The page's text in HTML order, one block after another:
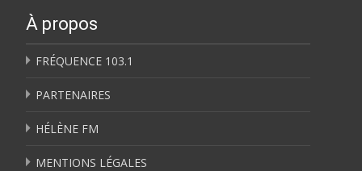
À propos
FRÉQUENCE 103.1
PARTENAIRES
HÉLÈNE FM
MENTIONS LÉGALES